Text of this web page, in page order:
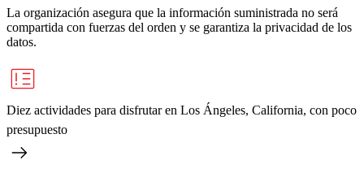
La organización asegura que la información suministrada no será
compartida con fuerzas del orden y se garantiza la privacidad de los
datos.
Diez actividades para disfrutar en Los Ángeles, California, con poco
presupuesto